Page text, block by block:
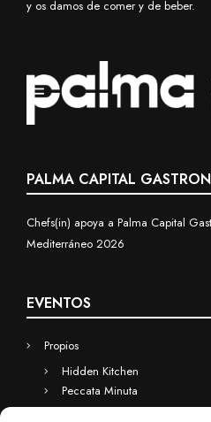
y os damos de comer y de beber.
PALMA CAPITAL
Chefs(in) apoya a Palma Capital
Mediterráneo 2026
EVENTOS
Propios
Hidden Kitchen
Peccata Minuta